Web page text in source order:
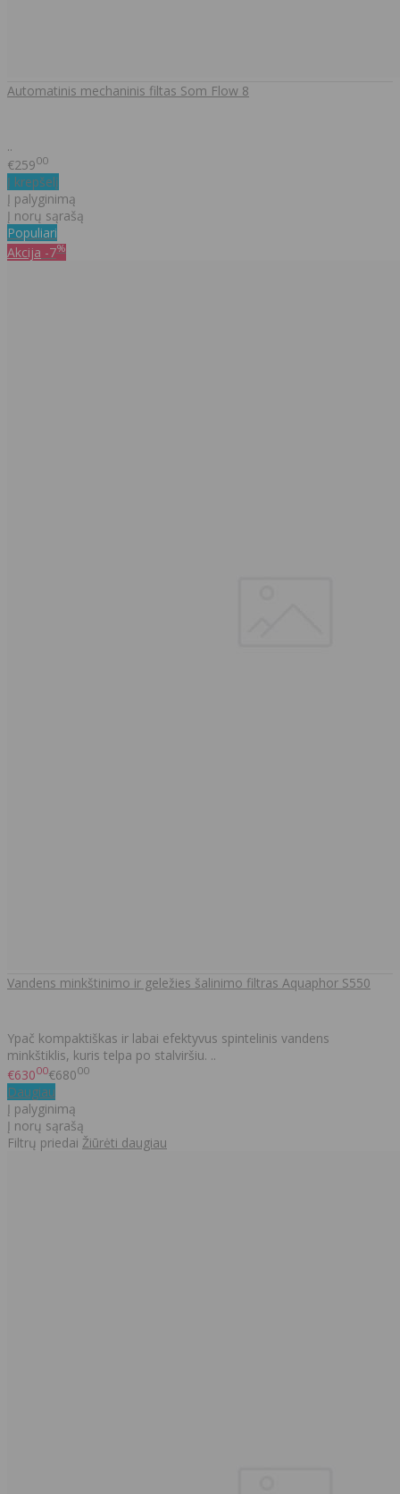
Automatinis mechaninis filtas Som Flow 8
..
€25900
Į krepšelį
Į palyginimą
Į norų sąrašą
Populiari
Akcija -7%
Vandens minkštinimo ir geležies šalinimo filtras Aquaphor S550
Ypač kompaktiškas ir labai efektyvus spintelinis vandens
minkštiklis, kuris telpa po stalviršiu. ..
€63000€68000
Daugiau
Į palyginimą
Į norų sąrašą
Filtrų priedai Žiūrėti daugiau